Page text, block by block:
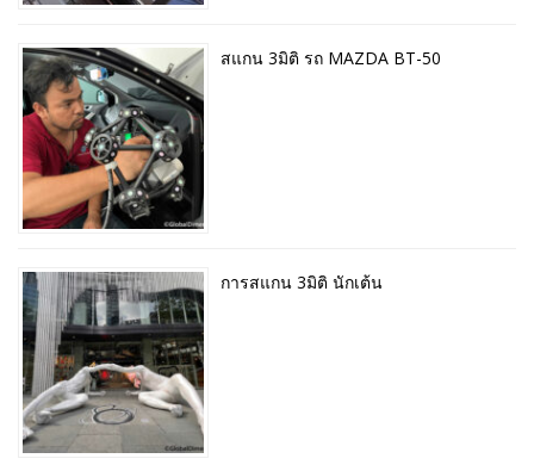
สแกน 3มิติ รถ MAZDA BT-50
การสแกน 3มิติ นักเต้น